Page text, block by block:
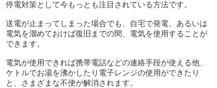
停電対策として今もっとも注目されている方法です。
送電が止まってしまった場合でも、自宅で発電、あるいは
電気を溜めておけば復旧までの間、電気を使用することが
できます。
電気が使用できれば携帯電話などの連絡手段が使える他、
ケトルでお湯を沸かしたり電子レンジの使用ができたり
と、さまざまな不便が解消されます。